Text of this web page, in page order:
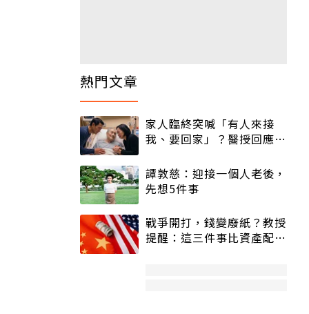
熱門文章
家人臨終突喊「有人來接
我、要回家」？醫授回應方
譚敦慈：迎接一個人老後，
先想5件事
戰爭開打，錢變廢紙？教授
提醒：這三件事比資產配置